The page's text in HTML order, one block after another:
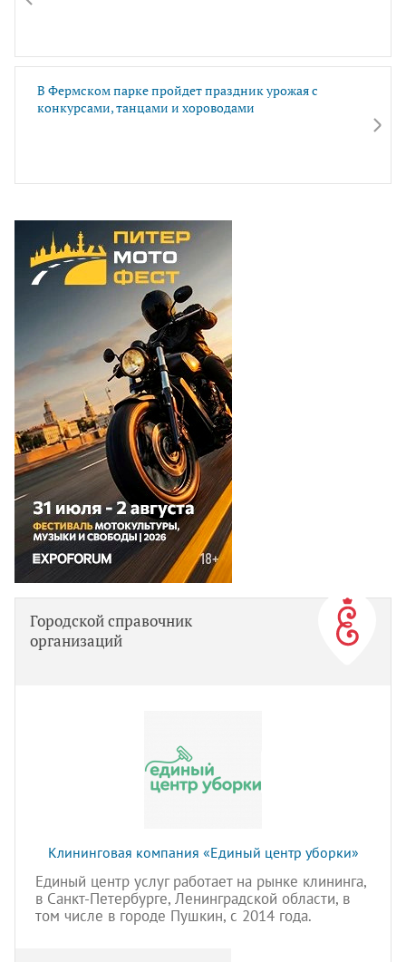
В Фермском парке пройдет праздник урожая с
конкурсами, танцами и хороводами
Городской справочник
организаций
Клининговая компания «Единый центр уборки»
Единый центр услуг работает на рынке клининга,
в Санкт-Петербурге, Ленинградской области, в
том числе в городе Пушкин, с 2014 года.